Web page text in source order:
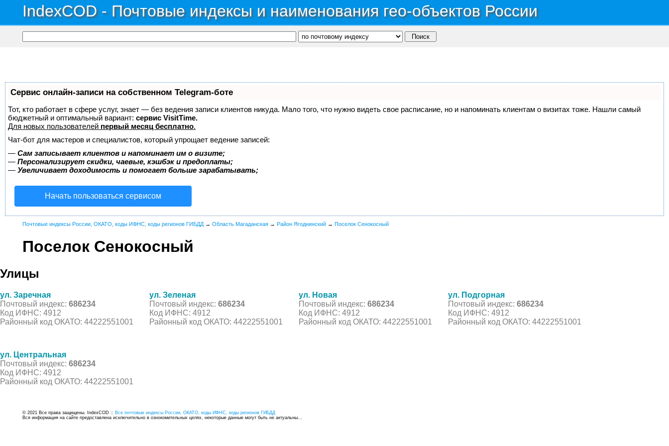
IndexCOD - Почтовые индексы и наименования гео-объектов России
Сервис онлайн-записи на собственном Telegram-боте
Тот, кто работает в сфере услуг, знает — без ведения записи клиентов никуда. Мало того, что нужно видеть свое расписание, но и напоминать клиентам о визитах тоже. Нашли самый
бюджетный и оптимальный вариант: сервис VisitTime.
Для новых пользователей первый месяц бесплатно.
Чат-бот для мастеров и специалистов, который упрощает ведение записей:
— Сам записывает клиентов и напоминает им о визите;
— Персонализирует скидки, чаевые, кэшбэк и предоплаты;
— Увеличивает доходимость и помогает больше зарабатывать;
Начать пользоваться сервисом
Почтовые индексы России, ОКАТО, коды ИФНС, коды регионов ГИБДД → Область Магаданская → Район Ягоднинский → Поселок Сенокосный
Поселок Сенокосный
Улицы
ул. Заречная
Почтовый индекс: 686234
Код ИФНС: 4912
Районный код ОКАТО: 44222551001
ул. Зеленая
Почтовый индекс: 686234
Код ИФНС: 4912
Районный код ОКАТО: 44222551001
ул. Новая
Почтовый индекс: 686234
Код ИФНС: 4912
Районный код ОКАТО: 44222551001
ул. Подгорная
Почтовый индекс: 686234
Код ИФНС: 4912
Районный код ОКАТО: 44222551001
ул. Центральная
Почтовый индекс: 686234
Код ИФНС: 4912
Районный код ОКАТО: 44222551001
© 2021 Все права защищены. IndexCOD :: Все почтовые индексы России, ОКАТО, коды ИФНС, коды регионов ГИБДД
Вся информация на сайте предоставлена исключительно в ознокомительных целях, некоторые данные могут быть не актуальны...